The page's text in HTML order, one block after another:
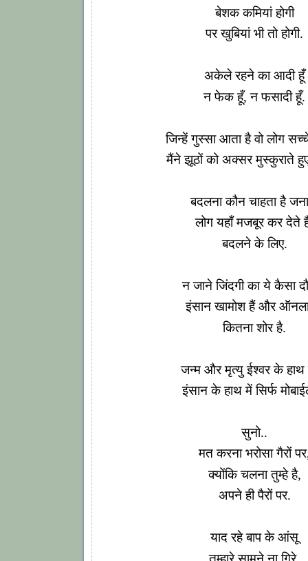
बेशक कमियां होगी
पर खुबियां भी तो होगी.
अकेले रहने का आदी हूँ
न फेक हूँ, न फसादी हूँ.
जिन्हें गुस्सा आता है वो लोग
मैंने झूठों को अक्सर मुस्कुराते
बदलना कौन चाहता है
लोग यहाँ मजबूर कर देते
बदलने के लिए.
न जाने जिंदगी का ये कैसा
इंसान खामोश हैं और
कितना शोर है.
जन्म और मृत्यु ईश्वर के हाथ
इंसान के हाथ में सिर्फ
सुनो..
मत करना भरोसा गैरों
क्योंकि चलना तुम्हे है,
अपने ही पैरों पर.
याद रहे बाप के आंसू